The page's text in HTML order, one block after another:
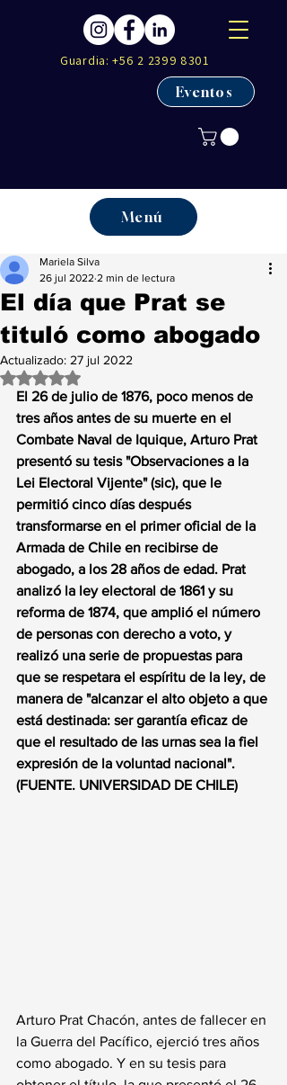
Guardia:+56 2 2399 8301
Eventos
Menú
El día que Prat se
tituló como abogado
Mariela Silva
26 jul 2022 2 min de lectura
Actualizado: 27 jul 2022
Obtuvo NaN de 5 estrellas.
El 26 de julio de 1876, poco menos de
tres años antes de su muerte en el
Combate Naval de Iquique, Arturo Prat
presentó su tesis "Observaciones a la
Lei Electoral Vijente" (sic), que le
permitió cinco días después
transformarse en el primer oficial de la
Armada de Chile en recibirse de
abogado, a los 28 años de edad. Prat
analizó la ley electoral de 1861 y su
reforma de 1874, que amplió el número
de personas con derecho a voto, y
realizó una serie de propuestas para
que se respetara el espíritu de la ley, de
manera de "alcanzar el alto objeto a que
está destinada: ser garantía eficaz de
que el resultado de las urnas sea la fiel
expresión de la voluntad nacional".
(FUENTE. UNIVERSIDAD DE CHILE)
Arturo Prat Chacón, antes de fallecer en
la Guerra del Pacífico, ejerció tres años
como abogado. Y en su tesis para